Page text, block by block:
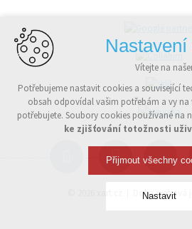
Doba webová
Vítejte na
Potřebujeme nastavit cookies a související
obsah odpovídal vašim potřebám a vy na
potřebujete. Soubory cookies používané na
ke zjišťování totožnosti
Přijmout všechny
Nastavit